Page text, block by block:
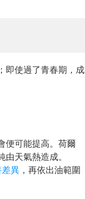
即使過了青春期，成
便可能提高。荷爾
天氣熱造成。
異 ，再依出油範圍